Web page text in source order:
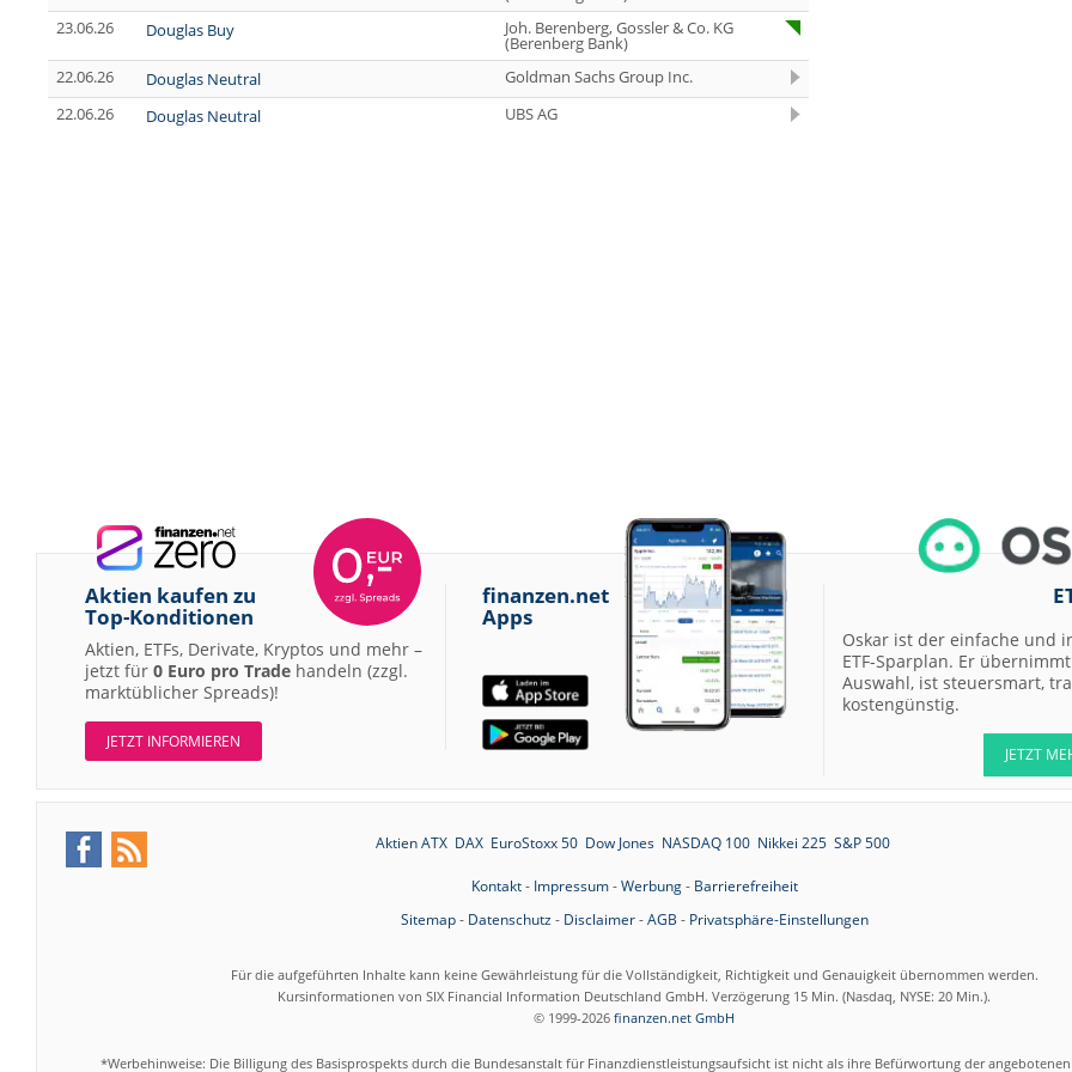
23.06.26
Douglas Buy Joh. Berenberg, Gossler & Co. KG
(Berenberg Bank)
22.06.26
Douglas Neutral
Goldman Sachs Group Inc.
22.06.26
Douglas Neutral UBS AG
Scout24 Kaufen
07.08.26
Allianz Hold
Perform
07.08.26
Allianz Sector
Perform
RATIONAL Buy
07.08.26
07.08.26
Airbus Hold
Aktien kaufen zu
Top-Konditionen
Aktien, ETFs, Derivate, Kryptos und mehr –
jetzt für 0 Euro pro Trade handeln (zzgl.
marktüblicher Spreads)!
JETZT INFORMIEREN
finanzen.net
Apps
Oskar ist der einfache und
ETF-Sparplan. Er übernimmt
Auswahl, ist steuersmart,
kostengünstig.
JETZT
Aktien ATX DAX EuroStoxx 50 Dow Jones NASDAQ 100 Nikkei 225 S&P 500
Kontakt- Impressum-Werbung- Barrierefreiheit
Sitemap- Datenschutz- Disclaimer-AGB - Privatsphäre-Einstellungen
Für die aufgeführten Inhalte kann keine Gewährleistung für die Vollständigkeit, Richtigkeit und Genauigkeit übernommen werden.
Kursinformationen von SIX Financial Information Deutschland GmbH. Verzögerung 15 Min. (Nasdaq, NYSE: 20 Min.).
© 1999-2026 finanzen.net GmbH
*Werbehinweise: Die Billigung des Basisprospekts durch die Bundesanstalt für Finanzdienstleistungsaufsicht ist nicht als ihre Befürwortung der